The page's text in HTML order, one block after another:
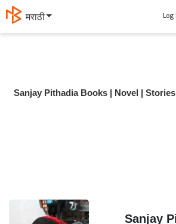
मराठी Log
Sanjay Pithadia Books | Novel |
Sanjay